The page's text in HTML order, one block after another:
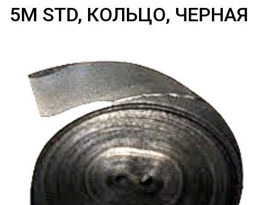
5М STD, КОЛЬЦО, ЧЕРНАЯ